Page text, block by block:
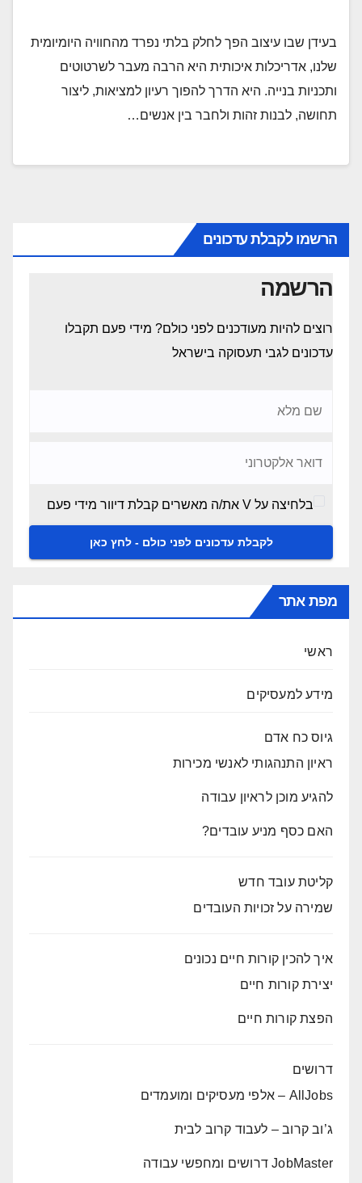
בעידן שבו עיצוב הפך לחלק בלתי נפרד מהחוויה היומיומית
שלנו, אדריכלות איכותית היא הרבה מעבר לשרטוטים
ותכניות בנייה. היא הדרך להפוך רעיון למציאות, ליצור
תחושה, לבנות זהות ולחבר בין אנשים…
הרשמו לקבלת עדכונים
הרשמה
רוצים להיות מעודכנים לפני כולם? מידי פעם תקבלו
עדכונים לגבי תעסוקה בישראל
בלחיצה על V את/ה מאשרים קבלת דיוור מידי פעם
מפת אתר
ראשי
מידע למעסיקים
גיוס כח אדם
ראיון התנהגותי לאנשי מכירות
להגיע מוכן לראיון עבודה
האם כסף מניע עובדים?
קליטת עובד חדש
שמירה על זכויות העובדים
איך להכין קורות חיים נכונים
יצירת קורות חיים
הפצת קורות חיים
דרושים
AllJobs – אלפי מעסיקים ומועמדים
ג’וב קרוב – לעבוד קרוב לבית
JobMaster דרושים ומחפשי עבודה